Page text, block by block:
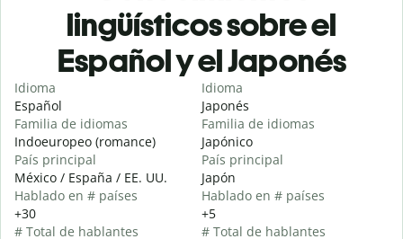
lingüísticos sobre el
Español y el Japonés
Idioma
Español
Familia de idiomas
Indoeuropeo (romance)
País principal
México / España / EE. UU.
Hablado en # países
+30
# Total de hablantes
Idioma
Japonés
Familia de idiomas
Japónico
País principal
Japón
Hablado en # países
+5
# Total de hablantes